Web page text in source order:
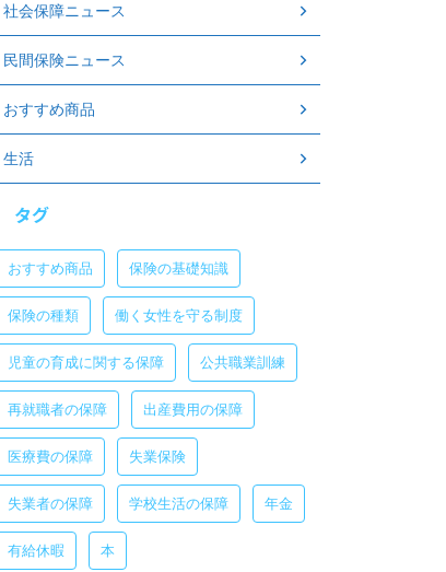
社会保障ニュース
民間保険ニュース
おすすめ商品
生活
タグ
おすすめ商品 保険の基礎知識
保険の種類 働く女性を守る制度
児童の育成に関する保障 公共職業訓練
再就職者の保障 出産費用の保障
医療費の保障 失業保険
失業者の保障 学校生活の保障 年金
有給休暇 本